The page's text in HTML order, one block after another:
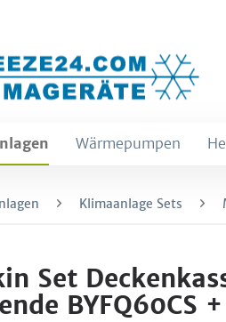
Wärmepumpen
Klimaanlage Sets
Set
BYFQ60CS